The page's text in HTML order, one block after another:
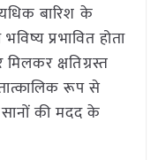
बारिश के
प्रभावित होता
क्षतिग्रस्त
रूप से
की मदद के